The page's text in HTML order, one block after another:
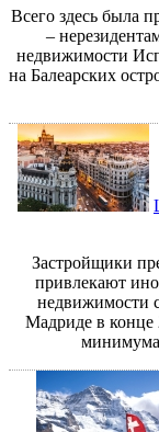
Всего здесь была
–
недвижимости
на Балеарских
Застройщики
привлекают
недвижимости
Мадриде в
минимума